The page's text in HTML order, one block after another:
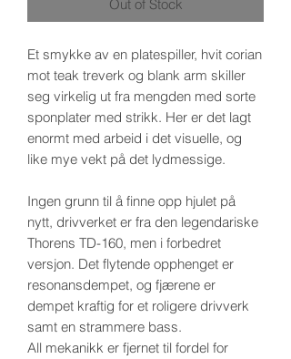
Out of Stock
Et smykke av en platespiller, hvit corian
mot teak treverk og blank arm skiller
seg virkelig ut fra mengden med sorte
sponplater med strikk. Her er det lagt
enormt med arbeid i det visuelle, og
like mye vekt på det lydmessige.
Ingen grunn til å finne opp hjulet på
nytt, drivverket er fra den legendariske
Thorens TD-160, men i forbedret
versjon. Det flytende opphenget er
resonansdempet, og fjærene er
dempet kraftig for et roligere drivverk
samt en strammere bass.
All mekanikk er fjernet til fordel for